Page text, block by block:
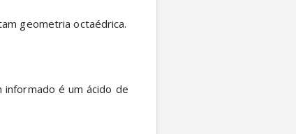
geometria octaédrica.
informado é um ácido de